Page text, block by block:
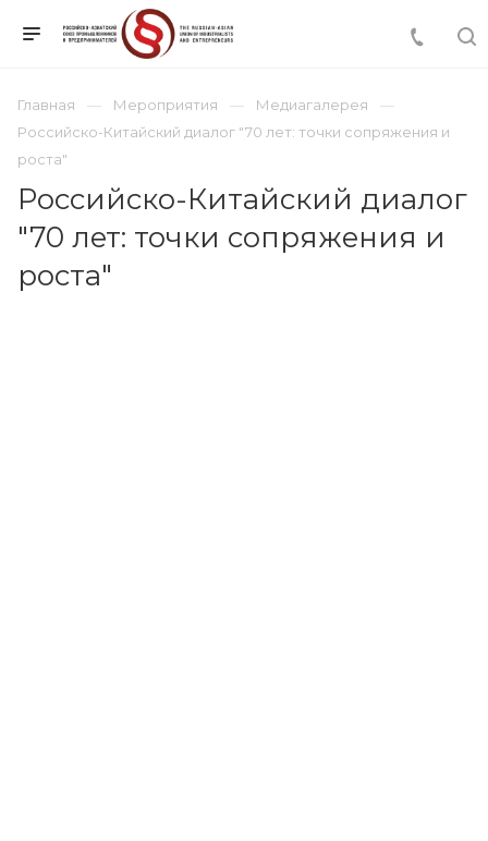
Главная Мероприятия
Медиагалерея
Российско-Китайский диалог "70 лет: точки сопряжения и
роста"
Российско-Китайский диалог
"70 лет: точки сопряжения и
роста"